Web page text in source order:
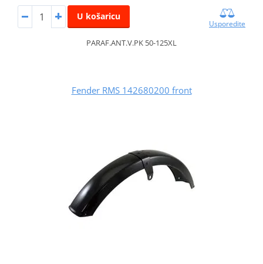
U košaricu
Usporedite
PARAF.ANT.V.PK 50-125XL
Fender RMS 142680200 front